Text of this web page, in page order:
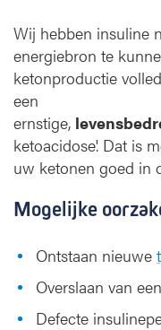
Wij hebben insuline
energiebron te
ketonproductie
een
ernstige,
ketoacidose'. Dat is
uw ketonen goed in
Mogelijke
Ontstaan nieuwe
Overslaan van
Defecte